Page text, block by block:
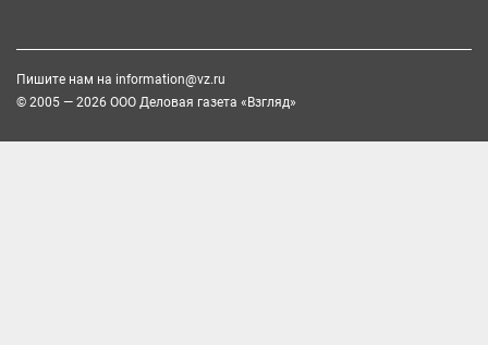
Пишите нам на information@vz.ru
© 2005 — 2026 ООО Деловая газета «Взгляд»